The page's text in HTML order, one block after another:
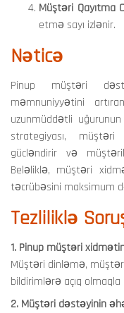
Müştəri Qayıtma
etmə sayı izlənir.
Nəticə
Pinup müştəri
məmnuniyyətini
uzunmüddətli
strategiyası,
gücləndirir və
Beləliklə, müştəri
təcrübəsini maksimum
Tezliliklə
1. Pinup müştəri
Müştəri dinləmə,
bildirimlərə açıq
2. Müştəri dəstəyinin